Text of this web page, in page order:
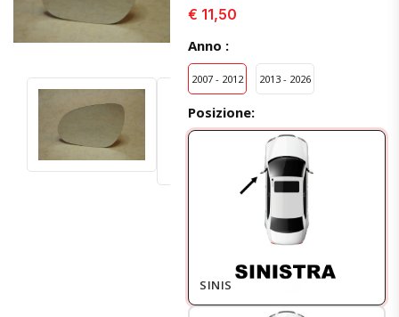
€ 11,50
Anno :
2007 - 2012 2013 - 2026
Posizione:
SINISTRO